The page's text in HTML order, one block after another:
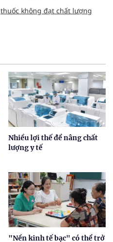
thuốc không đạt chất lượng
Nhiều lợi thế để nâng chất
lượng y tế
"Nền kinh tế bạc" có thể trở